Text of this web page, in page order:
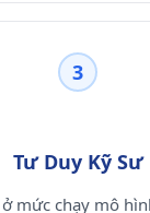
3
Tư Duy Kỹ Sư
mức chạy mô